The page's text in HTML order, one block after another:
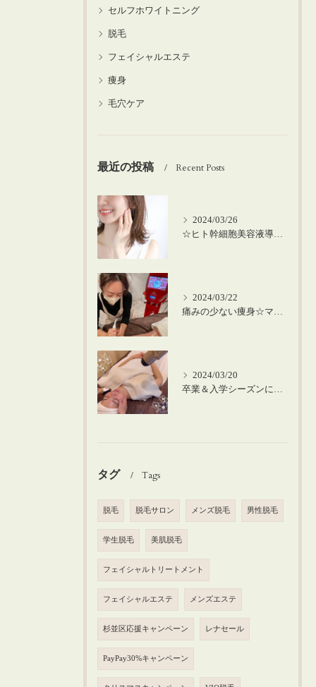
セルフホワイトニング
脱毛
フェイシャルエステ
痩身
毛穴ケア
最近の投稿 Recent Posts
2024/03/26
☆ヒト幹細胞美容液導入の美肌顔脱毛☆
2024/03/22
痛みの少ない痩身☆マシーンを使った筋膜リリース！
2024/03/20
卒業＆入学シーズンにお肌のメンテナンスを♪
タグ Tags
脱毛 脱毛サロン メンズ脱毛 男性脱毛
学生脱毛 美肌脱毛
フェイシャルトリートメント
フェイシャルエステ メンズエステ
杉並区応援キャンペーン レナセール
PayPay30%キャンペーン